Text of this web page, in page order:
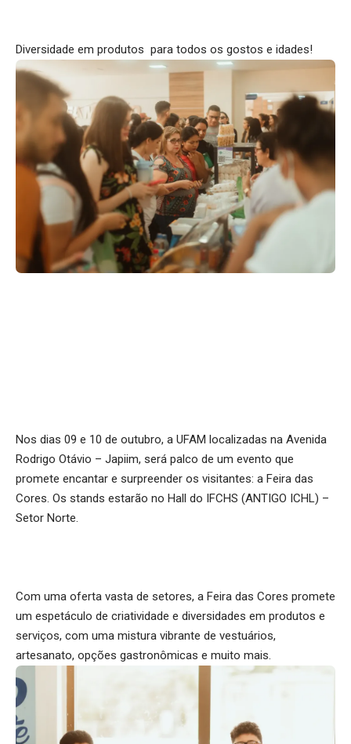
Diversidade em produtos para todos os gostos e idades!
Nos dias 09 e 10 de outubro, a UFAM localizadas na Avenida
Rodrigo Otávio – Japiim, será palco de um evento que
promete encantar e surpreender os visitantes: a Feira das
Cores. Os stands estarão no Hall do IFCHS (ANTIGO ICHL) –
Setor Norte.
Com uma oferta vasta de setores, a Feira das Cores promete
um espetáculo de criatividade e diversidades em produtos e
serviços, com uma mistura vibrante de vestuários,
artesanato, opções gastronômicas e muito mais.